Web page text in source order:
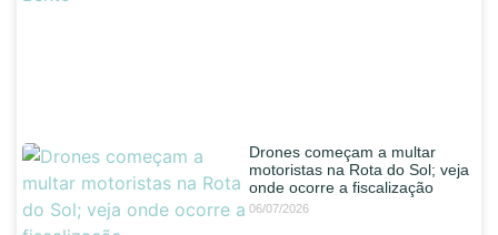
Drones começam a multar
motoristas na Rota do Sol; veja
onde ocorre a fiscalização
06/07/2026